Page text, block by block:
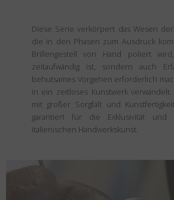
Diese Serie verkörpert das Wesen der
die in den Phasen zum Ausdruck
Brillengestell von Hand poliert
zeitaufwändig ist, sondern auch
behutsames Vorgehen erforderlich
in ein zeitloses Kunstwerk
mit großer Sorgfalt und
garantiert für die Exklusivität
italienischen Handwerkskunst.